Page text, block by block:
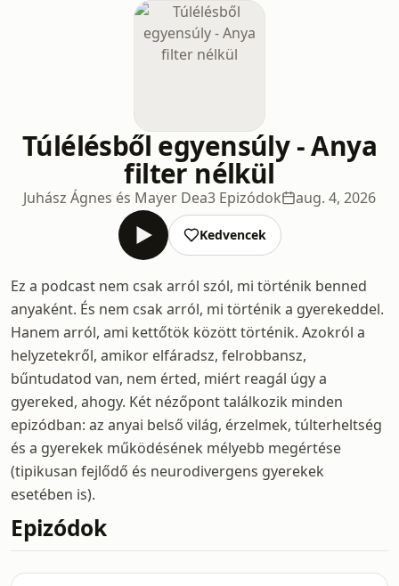
Túlélésből egyensúly - Anya
filter nélkül
Juhász Ágnes és Mayer Dea3 Epizódok aug. 4, 2026
Kedvencek
Ez a podcast nem csak arról szól, mi történik benned
anyaként. És nem csak arról, mi történik a gyerekeddel.
Hanem arról, ami kettőtök között történik. Azokról a
helyzetekről, amikor elfáradsz, felrobbansz,
bűntudatod van, nem érted, miért reagál úgy a
gyereked, ahogy. Két nézőpont találkozik minden
epizódban: az anyai belső világ, érzelmek, túlterheltség
és a gyerekek működésének mélyebb megértése
(tipikusan fejlődő és neurodivergens gyerekek
esetében is).
Epizódok